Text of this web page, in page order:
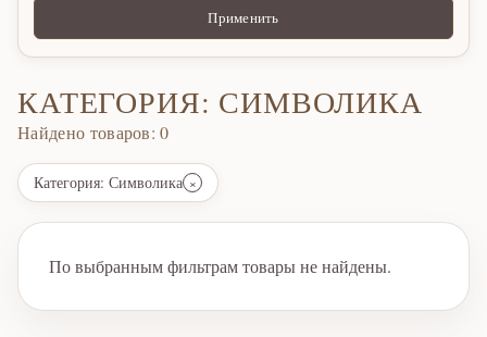
Применить
КАТЕГОРИЯ: СИМВОЛИКА
Найдено товаров: 0
Категория: Символика ×
По выбранным фильтрам товары не найдены.